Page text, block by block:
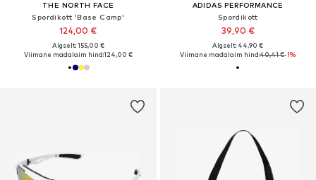
THE NORTH FACE
Spordikott 'Base Camp'
124,00 €
Algselt: 155,00 €
Viimane madalaim hind:124,00 €
ADIDAS PERFORMANCE
Spordikott
39,90 €
Algselt: 44,90 €
Viimane madalaim hind:40,41 €-1%